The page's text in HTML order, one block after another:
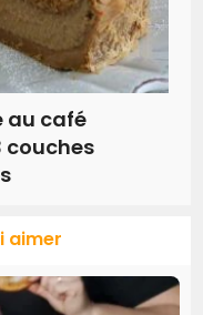
au café
couches
aimer